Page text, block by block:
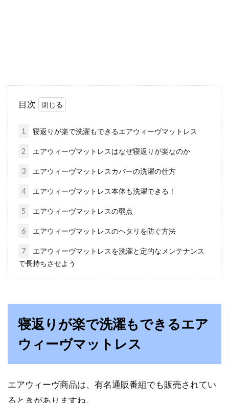
アメリカのベッドメイキングにチッ
プはなぜ必要？徹底解析！
アメリカに行くとよくベッドメイキングしても
ものを支払うとい...
ふわふわの白いレースに囲まれたベッドは、お
姫様気分を味わえたり、海外のベッドルーム気
分を味わえたりと...
ベッドサイドランプはこれで決ま
目次
1 寝返りが楽で洗濯もできるエアウィーヴマットレス
2 エアウィーヴマットレスはなぜ寝返りが楽なのか
3 エアウィーヴマットレスカバーの洗濯の仕方
4 エアウィーヴマットレス本体も洗濯できる！
5 エアウィーヴマットレスの弱点
6 エアウィーヴマットレスのヘタリを防ぐ方法
7
エアウィーヴマットレスを洗濯と定的なメンテナンス
で長持ちさせよう
寝返りが楽で洗濯もできるエア
ウィーヴマットレス
エアウィーヴ商品は、有名通販番組でも販売されてい
るときがありますね。